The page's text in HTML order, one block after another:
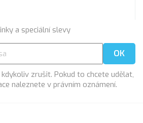
a speciální slevy
zrušit. Pokud to chcete udělat,
naleznete v právním oznámení.